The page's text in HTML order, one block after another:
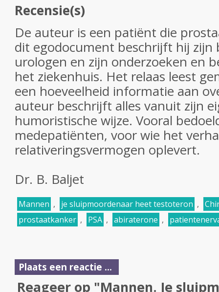
Recensie(s)
De auteur is een patiënt die
dit egodocument beschrijft hij zijn
urologen en zijn onderzoeken en
het ziekenhuis. Het relaas leest
een hoeveelheid informatie aan
auteur beschrijft alles vanuit zijn
humoristische wijze. Vooral
medepatiënten, voor wie het
relativeringsvermogen oplevert.
Dr. B. Baljet
Mannen , je sluipmoordenaar heet testoteron ,
prostaatkanker , PSA , abiraterone ,
Plaats een reactie ...
Reageer op "Mannen. Je